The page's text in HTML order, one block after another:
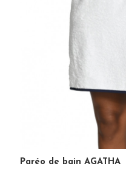
Paréo de bain AGATHA